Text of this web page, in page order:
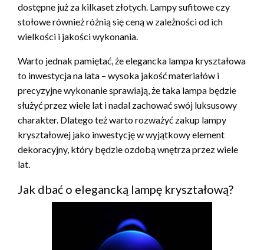
dostępne już za kilkaset złotych. Lampy sufitowe czy
stołowe również różnią się ceną w zależności od ich
wielkości i jakości wykonania.
Warto jednak pamiętać, że elegancka lampa kryształowa
to inwestycja na lata – wysoka jakość materiałów i
precyzyjne wykonanie sprawiają, że taka lampa będzie
służyć przez wiele lat i nadal zachować swój luksusowy
charakter. Dlatego też warto rozważyć zakup lampy
kryształowej jako inwestycję w wyjątkowy element
dekoracyjny, który będzie ozdobą wnętrza przez wiele
lat.
Jak dbać o elegancką lampę kryształową?